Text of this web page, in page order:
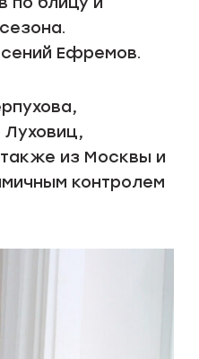
Ефремов.
из Москвы и
контролем